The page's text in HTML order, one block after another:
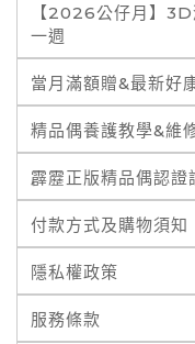
【2026公仔月】
一週
當月滿額贈&最新好
精品偶養護教學&維
霹靂正版精品偶認證
付款方式及購物須知
隱私權政策
服務條款